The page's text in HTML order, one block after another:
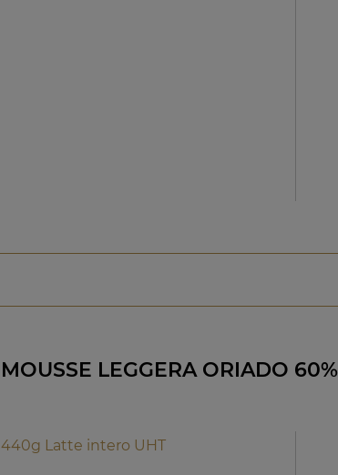
MOUSSE LEGGERA ORIADO 60%
440g Latte intero UHT